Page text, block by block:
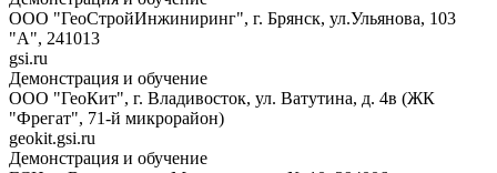
ООО "ГеоСтройИнжиниринг", г. Брянск, ул.Ульянова, 103
"А", 241013
gsi.ru
Демонстрация и обучение
ООО "ГеоКит", г. Владивосток, ул. Ватутина, д. 4в (ЖК
"Фрегат", 71-й микрорайон)
geokit.gsi.ru
Демонстрация и обучение